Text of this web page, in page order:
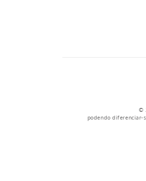
©
podendo diferenciar-